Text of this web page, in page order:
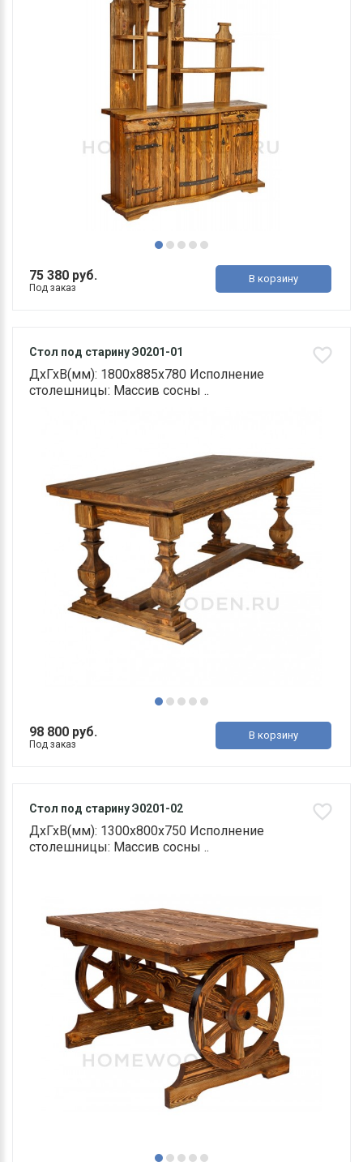
75 380 руб.
Под заказ
В корзину
Стол под старину Э0201-01
ДхГхВ(мм): 1800х885х780 Исполнение
столешницы: Массив сосны ..
98 800 руб.
Под заказ
В корзину
Стол под старину Э0201-02
ДхГхВ(мм): 1300х800х750 Исполнение
столешницы: Массив сосны ..